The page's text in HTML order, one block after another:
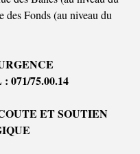
des Fonds (au niveau du
071/75.00.14
ET SOUTIEN